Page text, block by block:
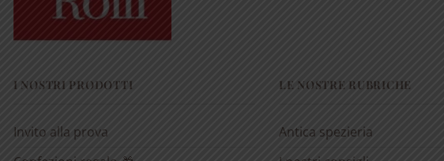
I NOSTRI PRODOTTI
Invito alla prova
LE NOSTRE RUBRICHE
Antica spezieria